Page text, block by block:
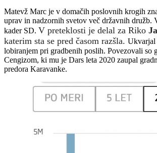
Matevž Marc je v domačih poslovnih krogih
uprav in nadzornih svetov več državnih družb.
kader SD. V preteklosti je delal za Riko
katerim sta se pred časom razšla. Ukvarjal
lobiranjem pri gradbenih poslih. Povezovali so
Cengizom, ki mu je Dars leta 2020 zaupal
predora Karavanke.